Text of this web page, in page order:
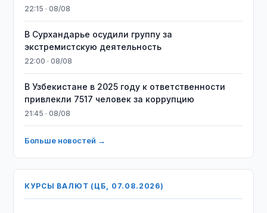
22:15 · 08/08
В Сурхандарье осудили группу за
экстремистскую деятельность
22:00 · 08/08
В Узбекистане в 2025 году к ответственности
привлекли 7517 человек за коррупцию
21:45 · 08/08
Больше новостей →
КУРСЫ ВАЛЮТ (ЦБ, 07.08.2026)